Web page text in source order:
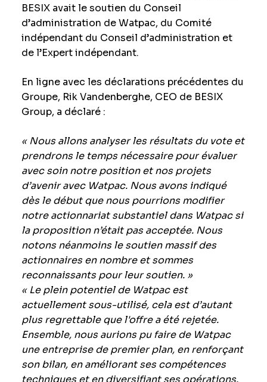
BESIX avait le soutien du Conseil
d’administration de Watpac, du Comité
indépendant du Conseil d’administration et
de l’Expert indépendant.
En ligne avec les déclarations précédentes du
Groupe, Rik Vandenberghe, CEO de BESIX
Group, a déclaré :
« Nous allons analyser les résultats du vote et
prendrons le temps nécessaire pour évaluer
avec soin notre position et nos projets
d’avenir avec Watpac. Nous avons indiqué
dès le début que nous pourrions modifier
notre actionnariat substantiel dans Watpac si
la proposition n’était pas acceptée. Nous
notons néanmoins le soutien massif des
actionnaires en nombre et sommes
reconnaissants pour leur soutien. »
« Le plein potentiel de Watpac est
actuellement sous-utilisé, cela est d’autant
plus regrettable que l'offre a été rejetée.
Ensemble, nous aurions pu faire de Watpac
une entreprise de premier plan, en renforçant
son bilan, en améliorant ses compétences
techniques et en diversifiant ses opérations.